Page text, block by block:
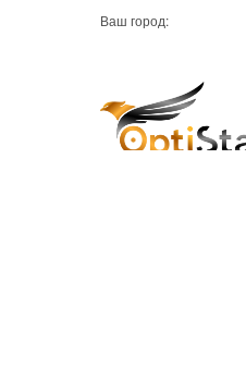
Ваш город: